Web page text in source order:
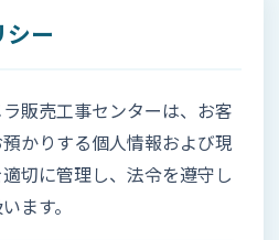
ー
販売工事センターは、お客
かりする個人情報および現
切に管理し、法令を遵守し
ます。